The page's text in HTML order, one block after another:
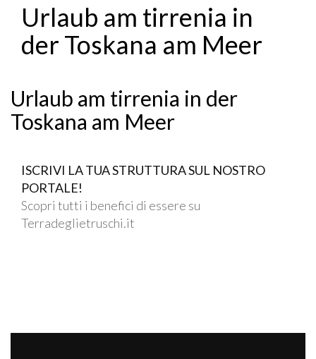
Urlaub am tirrenia in
der Toskana am Meer
Urlaub am tirrenia in der
Toskana am Meer
ISCRIVI LA TUA STRUTTURA SUL NOSTRO
PORTALE!
Scopri tutti i benefici di essere su
Terradeglietruschi.it